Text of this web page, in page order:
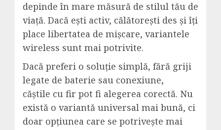
depinde în mare măsură de stilul tău de
viață. Dacă ești activ, călătorești des și îți
place libertatea de mișcare, variantele
wireless sunt mai potrivite.
Dacă preferi o soluție simplă, fără griji
legate de baterie sau conexiune,
căștile cu fir pot fi alegerea corectă. Nu
există o variantă universal mai bună, ci
doar opțiunea care se potrivește mai